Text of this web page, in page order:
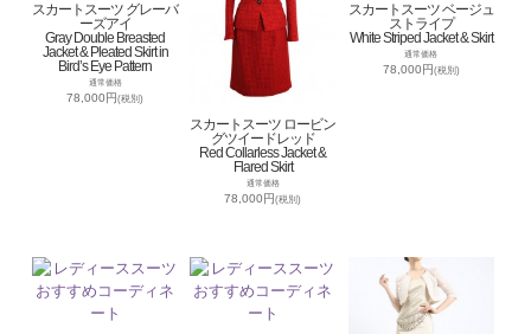
スカートスーツ グレーバ
ーズアイ
Gray Double Breasted
Jacket & Pleated Skirt in
Bird’s Eye Pattern
通常価格
78,000円(税別)
スカートスーツ ロービン
グツイードレッド
Red Collarless Jacket &
Flared Skirt
通常価格
78,000円(税別)
スカートスーツ ベージュ
ストライプ
White Striped Jacket & Skirt
通常価格
78,000円 (税別)